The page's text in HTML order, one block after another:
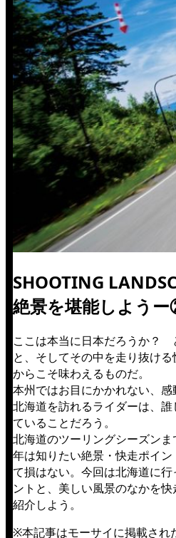
SHOOTING
絶景を堪能しよう
ここは本当に日本だろうか？
と、そしてその中を走り抜け
からこそ味わえるものだ。
本州ではお目にかかれない、感
北海道を訪れるライダーは、
ていることだろう。
北海道のツーリングシーズン
年は知りたい絶景・快走ポイ
て損はない。今回は北海道に
ントと、美しい風景のなかを
紹介しよう。
※本記事はモーサイに掲載され